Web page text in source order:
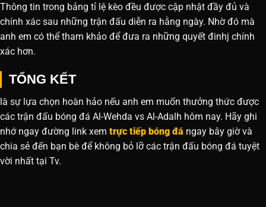
Thông tin trong bảng tỉ lệ kèo đều được cập nhật đầy đủ và
chính xác sau những trận đấu diễn ra hằng ngày. Nhờ đó mà
anh em có thể tham khảo để đưa ra những quyết đinhj chính
xác hơn.
TỔNG KẾT
là sự lựa chọn hoàn hảo nếu anh em muốn thưởng thức được
các trận đấu bóng đá Al-Wehda vs Al-Adalh hôm nay. Hãy ghi
nhớ ngay đường link xem trực tiếp bóng đá ngay bây giờ và
chia sẻ đến bạn bè để không bỏ lỡ các trận đấu bóng đá tuyệt
vời nhất tại Tv.